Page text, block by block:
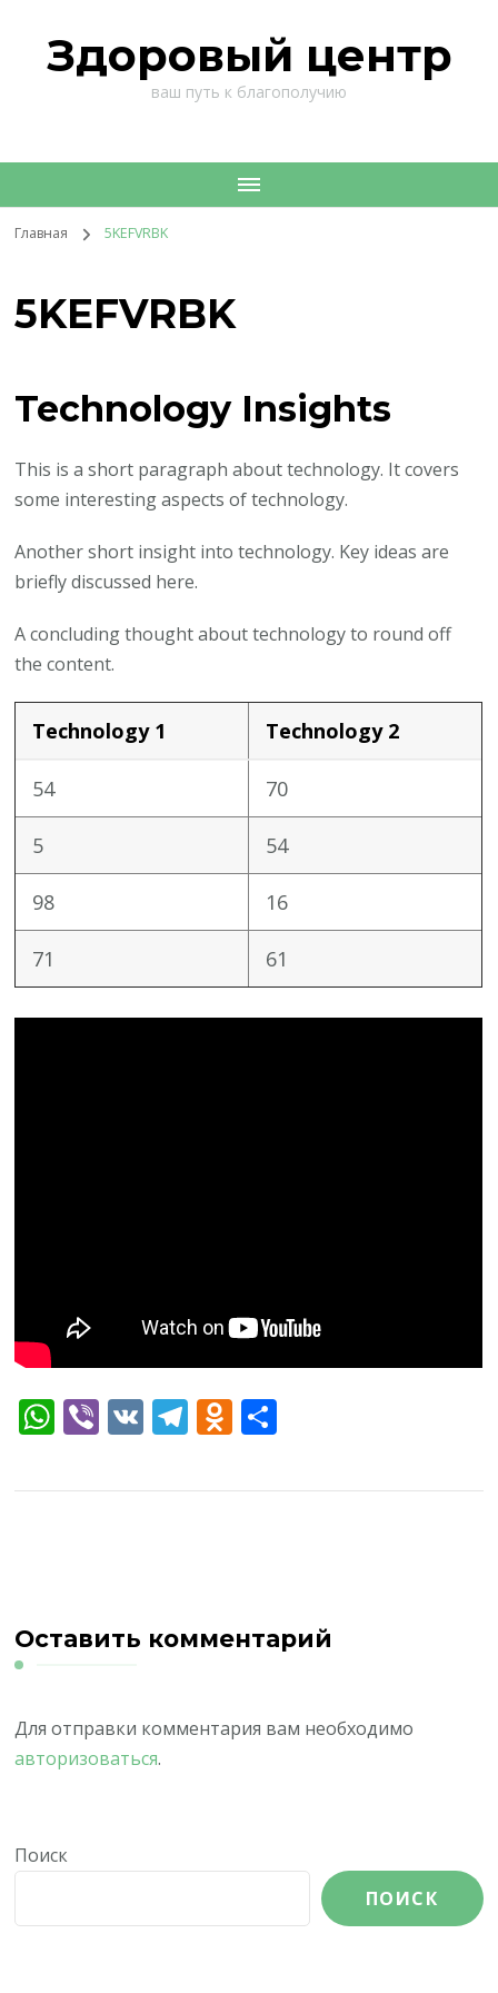
Здоровый центр
ваш путь к благополучию
Главная 5KEFVRBK
5KEFVRBK
Technology Insights
This is a short paragraph about technology. It covers
some interesting aspects of technology.
Another short insight into technology. Key ideas are
briefly discussed here.
A concluding thought about technology to round off
the content.
Technology 1 Technology 2
54 70
5 54
98 16
71 61
WhatsApp
Viber
VKTelegram
Odnoklassniki
Оставить комментарий
Для отправки комментария вам необходимо
авторизоваться.
Поиск
ПОИСК